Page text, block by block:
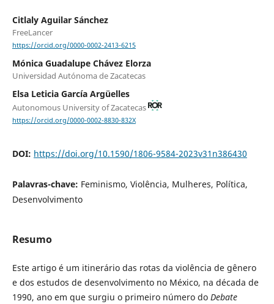
Citlaly Aguilar Sánchez
FreeLancer
https://orcid.org/0000-0002-2413-6215
Mónica Guadalupe Chávez Elorza
Universidad Autónoma de Zacatecas
Elsa Leticia García Argüelles
Autonomous University of Zacatecas
https://orcid.org/0000-0002-8830-832X
DOI: https://doi.org/10.1590/1806-9584-2023v31n386430
Palavras-chave: Feminismo, Violência, Mulheres, Política,
Desenvolvimento
Resumo
Este artigo é um itinerário das rotas da violência de gênero
e dos estudos de desenvolvimento no México, na década de
1990, ano em que surgiu o primeiro número do Debate